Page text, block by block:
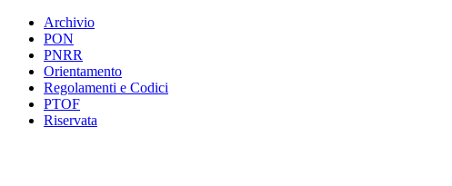
Archivio
PON
PNRR
Orientamento
Regolamenti e Codici
PTOF
Riservata